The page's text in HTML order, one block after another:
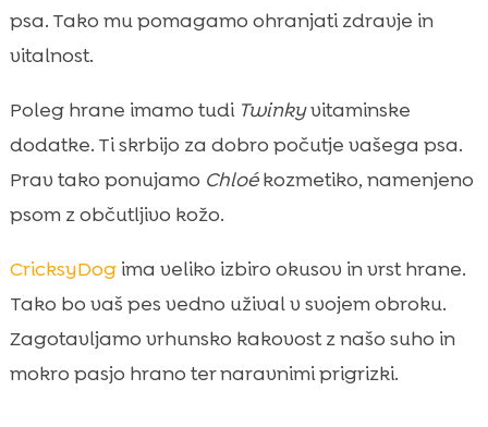
psa. Tako mu pomagamo ohranjati zdravje in
vitalnost.
Poleg hrane imamo tudi Twinkyvitaminske
dodatke. Ti skrbijo za dobro počutje vašega psa.
Prav tako ponujamo Chloékozmetiko, namenjeno
psom z občutljivo kožo.
CricksyDogima veliko izbiro okusov in vrst hrane.
Tako bo vaš pes vedno užival v svojem obroku.
Zagotavljamo vrhunsko kakovost z našo suho in
mokro pasjo hrano ter naravnimi prigrizki.